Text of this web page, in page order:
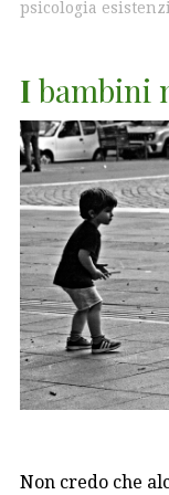
psicologia
Ibambini
Non credo che